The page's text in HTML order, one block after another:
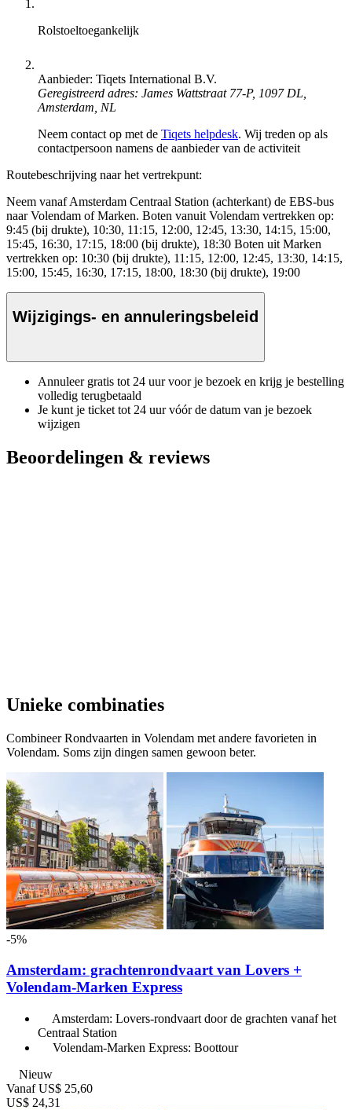
Rolstoeltoegankelijk
Aanbieder: Tiqets International B.V.
Geregistreerd adres: James Wattstraat 77-P, 1097 DL,
Amsterdam, NL
Neem contact op met de Tiqets helpdesk. Wij treden op als
contactpersoon namens de aanbieder van de activiteit
Routebeschrijving naar het vertrekpunt:
Neem vanaf Amsterdam Centraal Station (achterkant) de EBS-bus
naar Volendam of Marken. Boten vanuit Volendam vertrekken op:
9:45 (bij drukte), 10:30, 11:15, 12:00, 12:45, 13:30, 14:15, 15:00,
15:45, 16:30, 17:15, 18:00 (bij drukte), 18:30 Boten uit Marken
vertrekken op: 10:30 (bij drukte), 11:15, 12:00, 12:45, 13:30, 14:15,
15:00, 15:45, 16:30, 17:15, 18:00, 18:30 (bij drukte), 19:00
Wijzigings- en annuleringsbeleid
Annuleer gratis tot 24 uur voor je bezoek en krijg je bestelling
volledig terugbetaald
Je kunt je ticket tot 24 uur vóór de datum van je bezoek
wijzigen
Beoordelingen & reviews
Unieke combinaties
Combineer Rondvaarten in Volendam met andere favorieten in
Volendam. Soms zijn dingen samen gewoon beter.
-5%
Amsterdam: grachtenrondvaart van Lovers +
Volendam-Marken Express
Amsterdam: Lovers-rondvaart door de grachten vanaf het
Centraal Station
Volendam-Marken Express: Boottour
Nieuw
Vanaf US$ 25,60
US$ 24,31